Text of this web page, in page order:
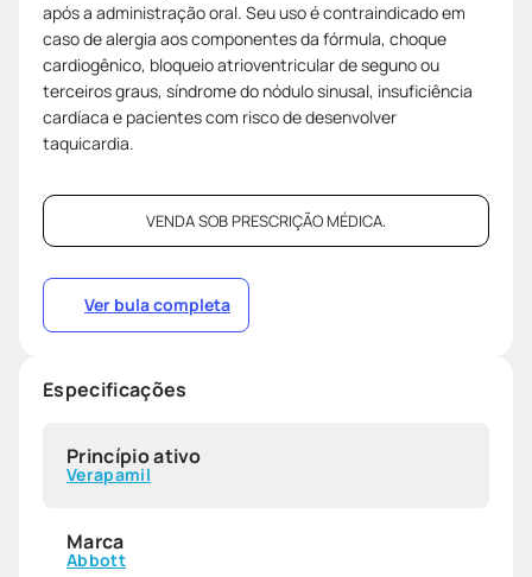
após a administração oral. Seu uso é contraindicado em
caso de alergia aos componentes da fórmula, choque
cardiogênico, bloqueio atrioventricular de seguno ou
terceiros graus, síndrome do nódulo sinusal, insuficiência
cardíaca e pacientes com risco de desenvolver
taquicardia.
VENDA SOB PRESCRIÇÃO MÉDICA.
Ver bula completa
Especificações
Princípio ativo
Verapamil
Marca
Abbott